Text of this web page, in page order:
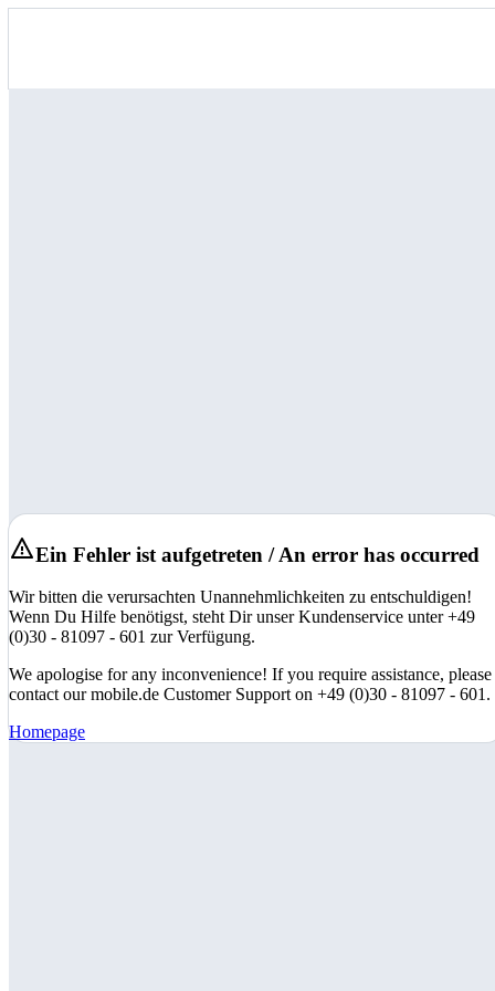
Ein Fehler ist aufgetreten / An error has occurred
Wir bitten die verursachten Unannehmlichkeiten zu entschuldigen!
Wenn Du Hilfe benötigst, steht Dir unser Kundenservice unter +49
(0)30 - 81097 - 601 zur Verfügung.
We apologise for any inconvenience! If you require assistance, please
contact our mobile.de Customer Support on +49 (0)30 - 81097 - 601.
Homepage